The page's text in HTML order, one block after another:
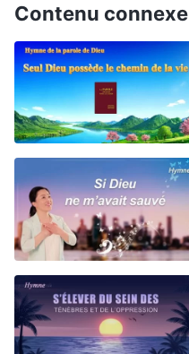
Contenu connexe